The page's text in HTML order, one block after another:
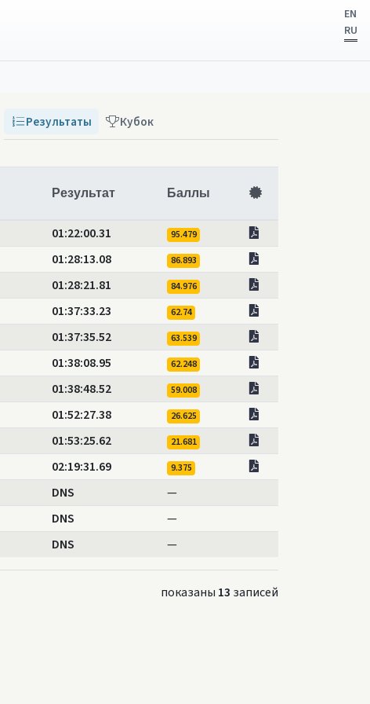
EN
RU
Результаты Кубок
Результат
Баллы
01:22:00.31 95.479
01:28:13.08 86.893
01:28:21.81 84.976
01:37:33.23 62.74
01:37:35.52 63.539
01:38:08.95 62.248
01:38:48.52 59.008
01:52:27.38 26.625
01:53:25.62 21.681
02:19:31.69
9.375
DNS —
DNS —
DNS —
показаны 13 записей